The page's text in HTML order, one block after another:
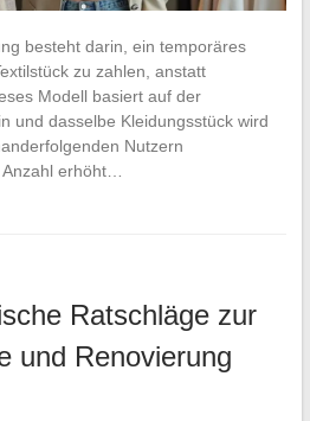
besteht darin, ein temporäres
zu zahlen, anstatt
Modell basiert auf der
und dasselbe Kleidungsstück wird
Nutzern
erhöht…
Ratschläge zur
und Renovierung